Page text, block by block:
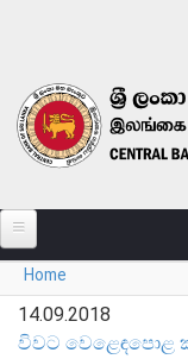
පිළිබඳ
බැංකුව පිළිබඳ
You are here
Home
14.09.2018
විවට වෙළෙඳපොළ